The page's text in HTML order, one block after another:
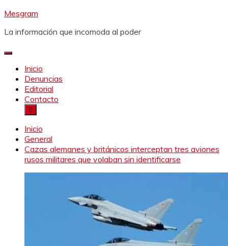
Saltar
contenido
Mesgram
La información que incomoda al poder
Inicio
Denuncias
Editorial
Contacto
Inicio
General
Cazas alemanes y británicos interceptan tres aviones
rusos militares que volaban sin identificarse